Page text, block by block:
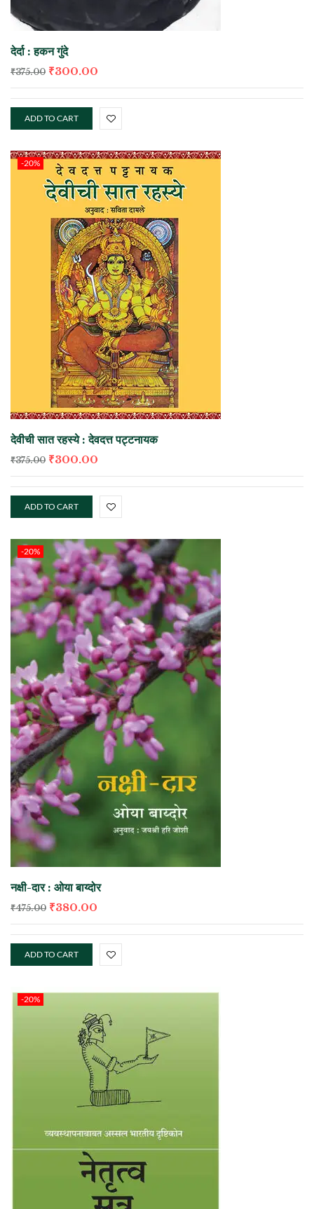
देर्दा : हकन गुंदे
₹375.00 ₹300.00
ADD TO CART
-20%
देवीची सात रहस्ये : देवदत्त पट्टनायक
₹375.00 ₹300.00
ADD TO CART
-20%
नक्षी-दार : ओया बाय्दोर
₹475.00 ₹380.00
ADD TO CART
-20%